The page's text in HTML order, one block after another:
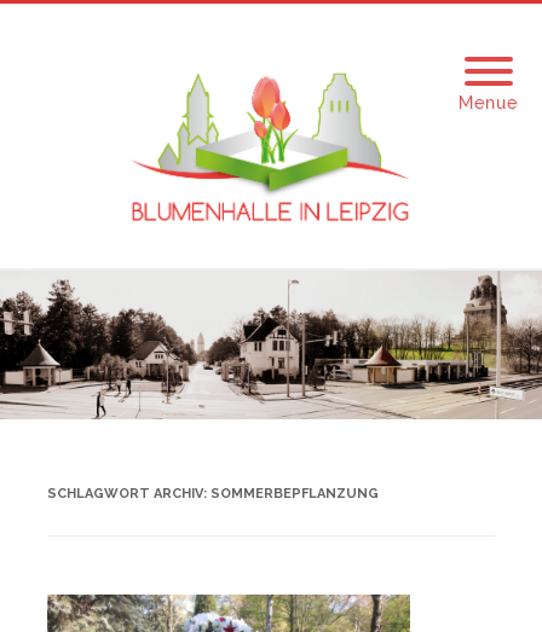
Menue
SCHLAGWORT ARCHIV: SOMMERBEPFLANZUNG